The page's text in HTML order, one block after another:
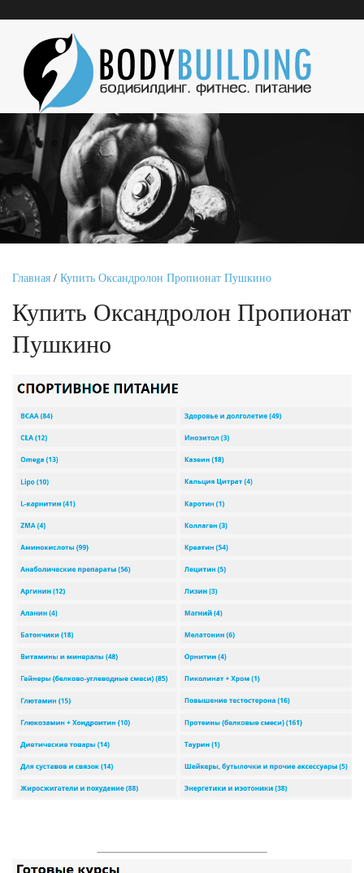
Главная / Купить Оксандролон Пропионат Пушкино
Купить Оксандролон Пропионат
Пушкино